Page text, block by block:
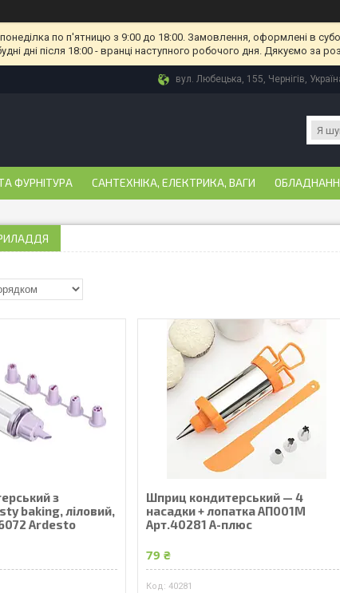
по п'ятницю з 9:00 до 18:00. Замовлення, оформлені в
дні після 18:00 - вранці наступного робочого дня. Дякуємо за
вул. Любецька, 155, Чернігів,
ФУРНІТУРА САНТЕХНІКА, ЕЛЕКТРИКА, ВАГИ
з
baking, ліловий,
Ardesto
Шприц кондитерський — 4
насадки + лопатка АП001М
Арт.40281 А-плюс
79 ₴
40281